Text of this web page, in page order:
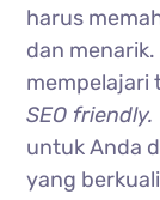
harus
dan
mempelajari
SEO friendly.
untuk Anda
yang